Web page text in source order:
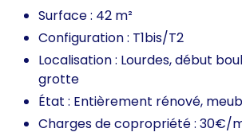
Surface : 42 m²
Configuration : T1bis/T2
Localisation : Lourdes, début
grotte
État : Entièrement rénové,
Charges de copropriété : 30€/